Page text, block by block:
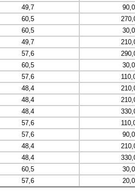
49,7
60,5
60,5
49,7
57,6
60,5
57,6
48,4
48,4
48,4
57,6
57,6
48,4
48,4
60,5
57,6